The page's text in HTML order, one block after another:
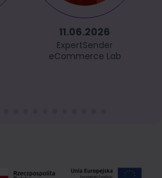
11.06.2026
ExpertSender
eCommerce Lab